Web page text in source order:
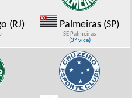
(RJ) Palmeiras (SP)
SE Palmeiras
(3º vice)